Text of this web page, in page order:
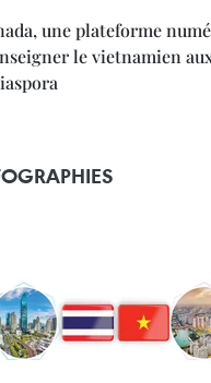
une plateforme
le vietnamien